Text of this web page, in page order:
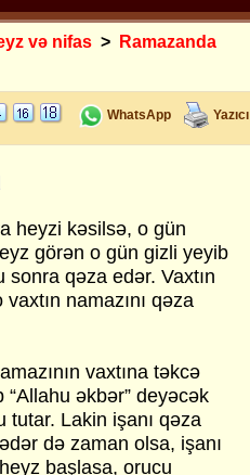
və nifas >
Ramazanda
WhatsApp Yazıcı
heyzi kəsilsə, o gün
görən o gün gizli yeyib
qəza edər. Vaxtın
namazını qəza
vaxtına təkcə
“Allahu əkbər” deyəcək
Lakin işanı qəza
də zaman olsa, işanı
başlasa, orucu